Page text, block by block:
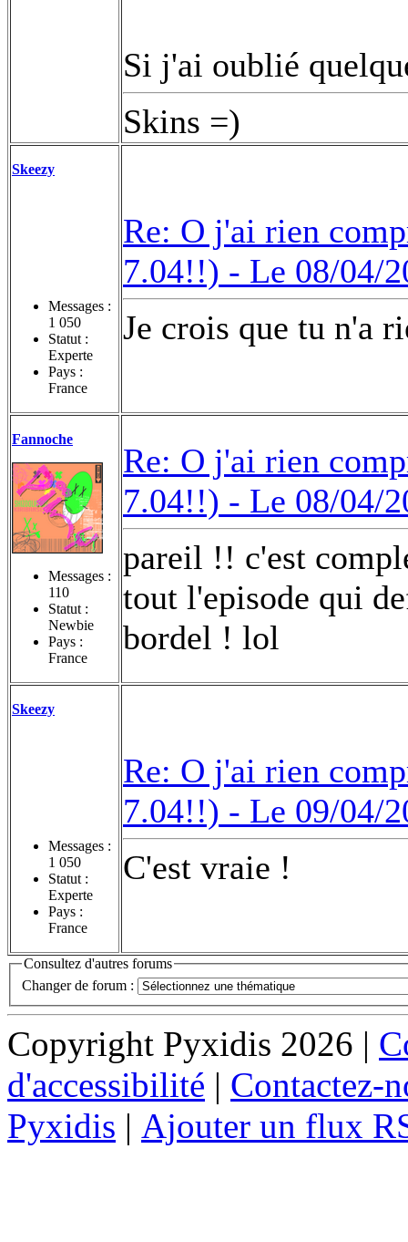
Si j'ai oublié
Skins =)
Skeezy
Messages :
1 050
Statut :
Experte
Pays :
France
Re: O j'ai rien
7.04!!) - Le 08/04/
Je crois que tu n'a
Fannoche
Messages :
110
Statut :
Newbie
Pays :
France
Re: O j'ai rien
7.04!!) - Le 08/04/
pareil !! c'est
tout l'episode qui
bordel ! lol
Skeezy
Messages :
1 050
Statut :
Experte
Pays :
France
Re: O j'ai rien
7.04!!) - Le 09/04/
C'est vraie !
Consultez d'autres forums
Changer de forum :
Copyright Pyxidis 2026 |
d'accessibilité | Contactez-
Pyxidis | Ajouter un flux